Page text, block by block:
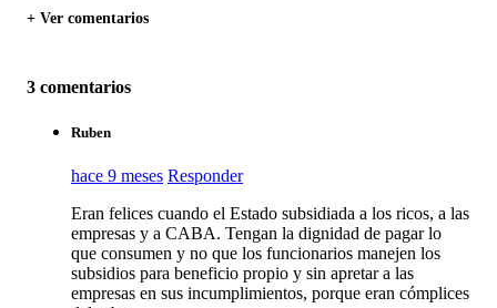
+ Ver comentarios
3 comentarios
Ruben
hace 9 meses Responder
Eran felices cuando el Estado subsidiada a los ricos, a las
empresas y a CABA. Tengan la dignidad de pagar lo
que consumen y no que los funcionarios manejen los
subsidios para beneficio propio y sin apretar a las
empresas en sus incumplimientos, porque eran cómplices